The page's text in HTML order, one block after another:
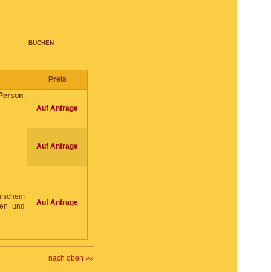
BUCHEN
Preis
.
und
Auf Anfrage
Auf Anfrage
Auf Anfrage
nach oben »»